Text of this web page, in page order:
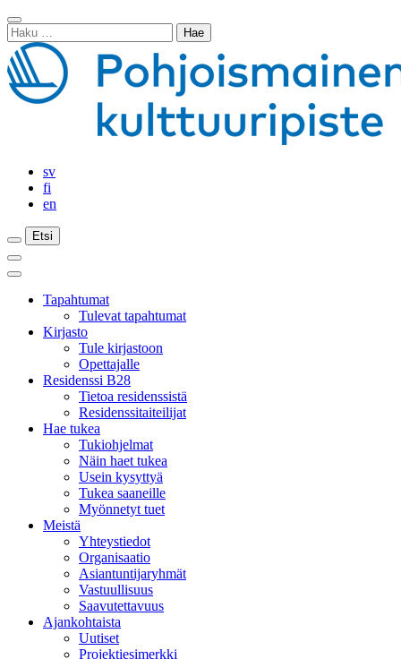
Siirry
sisältöön
Sulje
haku
Haku:
sv
fi
en
Etsi
Etsi
Etsi
Päävalikko
Sulje
päävalikkoTapahtumat
Tulevat tapahtumat
Kirjasto
Tule kirjastoon
Opettajalle
Residenssi B28
Tietoa residenssistä
Residenssitaiteilijat
Hae tukea
Tukiohjelmat
Näin haet tukea
Usein kysyttyä
Tukea saaneille
Myönnetyt tuet
Meistä
Yhteystiedot
Organisaatio
Asiantuntijaryhmät
Vastuullisuus
Saavutettavuus
Ajankohtaista
Uutiset
Projektiesimerkki